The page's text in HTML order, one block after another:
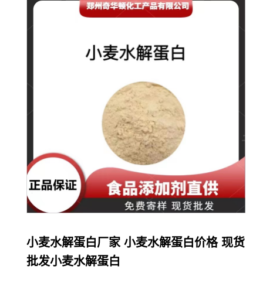
小麦水解蛋白厂家 小麦水解蛋白价格 现货
批发小麦水解蛋白